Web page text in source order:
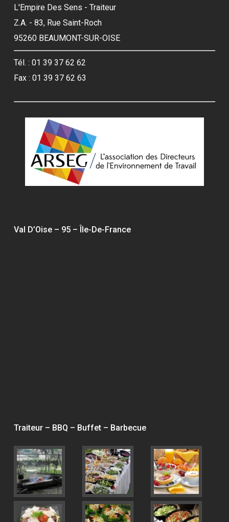
L'Empire Des Sens - Traiteur
Z.A. - 83, Rue Saint-Roch
95260 BEAUMONT-SUR-OISE
Tél. : 01 39 37 62 62
Fax : 01 39 37 62 63
Val D’Oise – 95 – Île-De-France
Traiteur – BBQ – Buffet – Barbecue